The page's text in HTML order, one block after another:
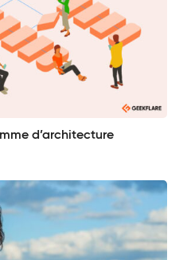
d’architecture